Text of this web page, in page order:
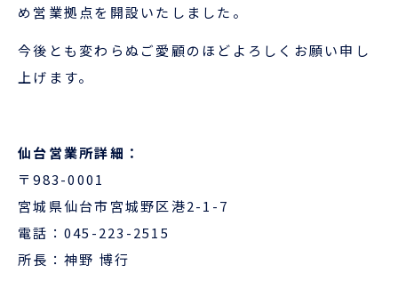
企業情報
採用情報
本船スケジュール
会員ログイン
お役立ちメニュー
め営業拠点を開設いたしました。
今後とも変わらぬご愛顧のほどよろしくお願い申し
上げます。
仙台営業所詳細：
〒983-0001
宮城県仙台市宮城野区港2-1-7
電話： 045-223-2515
所長：神野 博行